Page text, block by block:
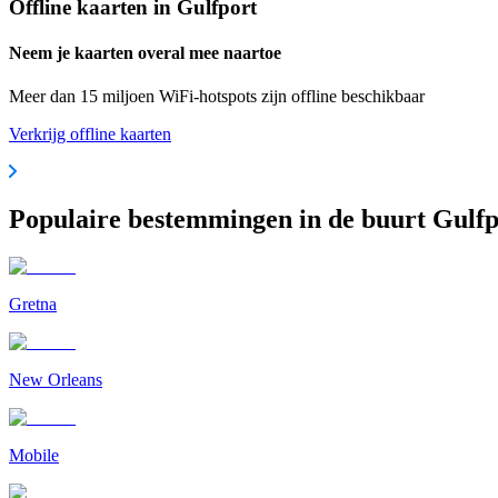
Offline kaarten in Gulfport
Neem je kaarten overal mee naartoe
Meer dan 15 miljoen WiFi-hotspots zijn offline beschikbaar
Verkrijg offline kaarten
Populaire bestemmingen in de buurt
Gretna
New Orleans
Mobile